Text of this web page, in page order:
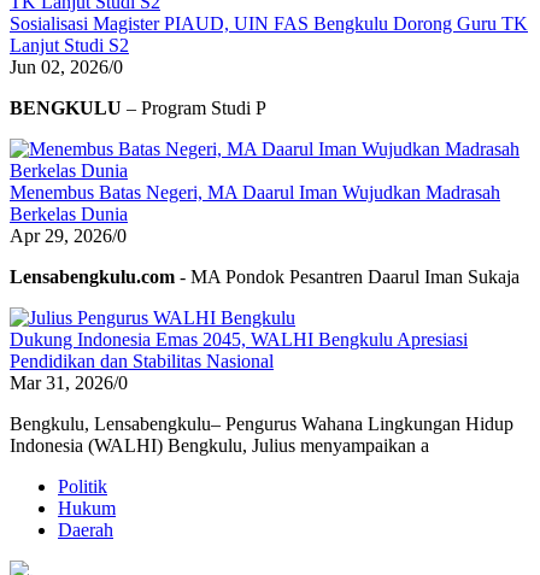
Sosialisasi Magister PIAUD, UIN FAS Bengkulu Dorong Guru TK
Lanjut Studi S2
Jun 02, 2026/0
BENGKULU – Program Studi P
Menembus Batas Negeri, MA Daarul Iman Wujudkan Madrasah
Berkelas Dunia
Apr 29, 2026/0
Lensabengkulu.com - MA Pondok Pesantren Daarul Iman Sukaja
Dukung Indonesia Emas 2045, WALHI Bengkulu Apresiasi
Pendidikan dan Stabilitas Nasional
Mar 31, 2026/0
Bengkulu, Lensabengkulu– Pengurus Wahana Lingkungan Hidup
Indonesia (WALHI) Bengkulu, Julius menyampaikan a
Politik
Hukum
Daerah